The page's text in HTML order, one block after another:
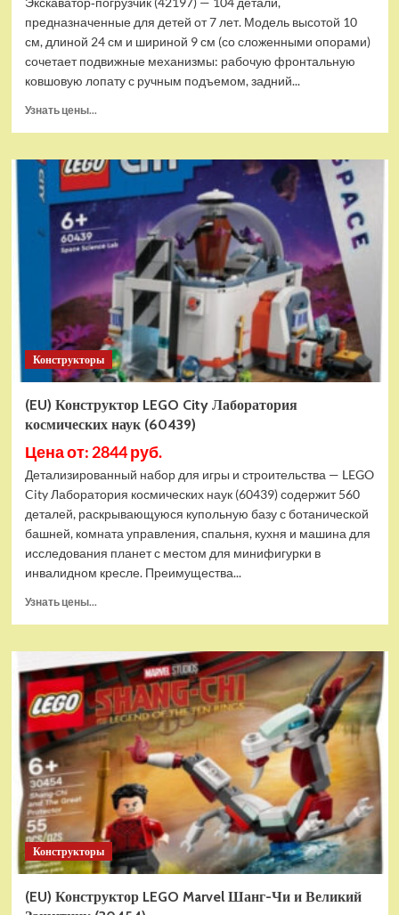
предназначенные для детей от 7 лет. Модель высотой 10
см, длиной 24 см и шириной 9 см (со сложенными опорами)
сочетает подвижные механизмы: рабочую фронтальную
ковшовую лопату с ручным подъемом, задний...
Узнать цены...
(EU)
Конструктор
LEGO
Technic
Экскаватор-
погрузчик
(42197)
Конструкторы
(EU) Конструктор LEGO City Лаборатория
космических наук (60439)
Цена от: 2844 руб.
Детализированный набор для игры и строительства — LEGO
City Лаборатория космических наук (60439) содержит 560
деталей, раскрывающуюся купольную базу с ботанической
башней, комната управления, спальня, кухня и машина для
исследования планет с местом для минифигурки в
инвалидном кресле. Преимущества...
Узнать цены...
(EU)
Конструктор
LEGO
City
Лаборатория
космических
наук
(60439)
Конструкторы
(EU) Конструктор LEGO Marvel Шанг-Чи и Великий